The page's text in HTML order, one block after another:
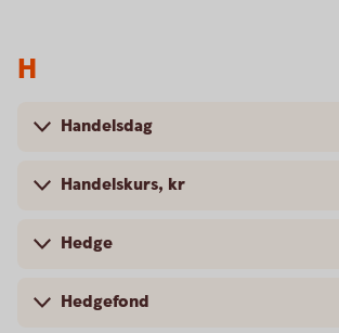
H
Handelsdag
Handelskurs, kr
Hedge
Hedgefond